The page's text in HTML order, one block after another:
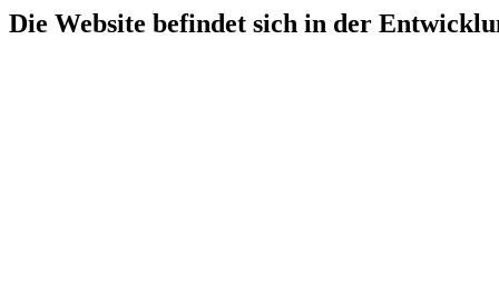
Die Website befindet sich in der